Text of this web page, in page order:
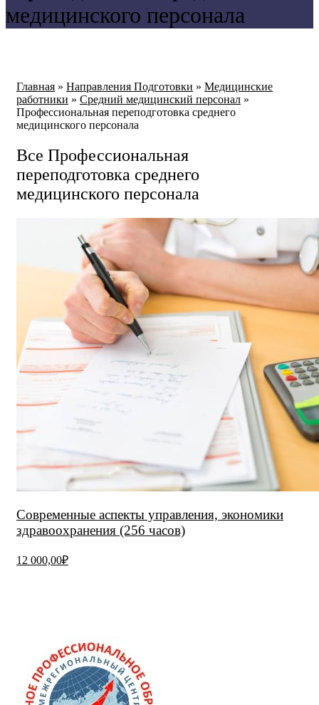
медицинского персонала
Главная » Направления Подготовки » Медицинские
работники » Средний медицинский персонал »
Профессиональная переподготовка среднего
медицинского персонала
Все Профессиональная
переподготовка среднего
медицинского персонала
Современные аспекты управления, экономики
здравоохранения (256 часов)
12 000,00₽